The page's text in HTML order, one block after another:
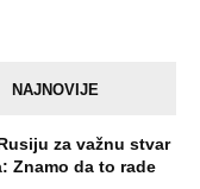
NAJNOVIJE
za važnu stvar
Znamo da to rade